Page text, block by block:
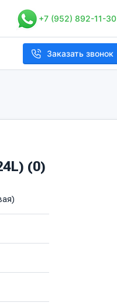
+7 (952) 892-11-30
Заказать звонок
(0)